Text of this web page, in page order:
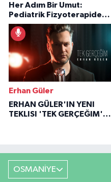
Her Adım Bir Umut:
Pediatrik Fizyoterapiden
İlham Veren Hikâyeler
Erhan Güler
ERHAN GÜLER'IN YENI
TEKLISI 'TEK GERÇEĞIM'LE
OSMANİYE